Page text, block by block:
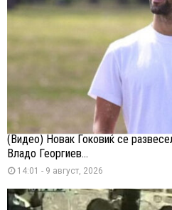
(Видео) Новак Ѓоковиќ се
Владо Георгиев...
14:01 - 9 август, 2026